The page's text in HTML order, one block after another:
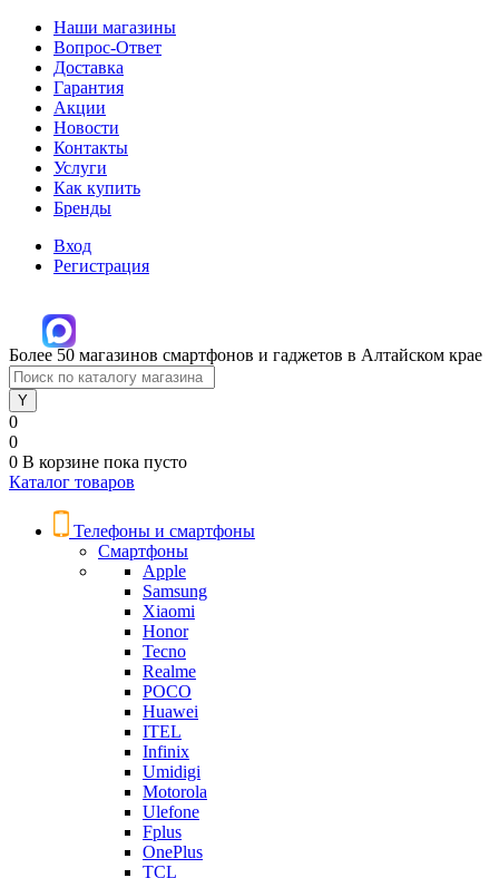
Наши магазины
Вопрос-Ответ
Доставка
Гарантия
Акции
Новости
Контакты
Услуги
Как купить
Бренды
Вход
Регистрация
Более 50 магазинов смартфонов и гаджетов в Алтайском крае
0
0
0 В корзине пока пусто
Каталог товаров
Телефоны и смартфоны
Смартфоны
Apple
Samsung
Xiaomi
Honor
Tecno
Realme
POCO
Huawei
ITEL
Infinix
Umidigi
Motorola
Ulefone
Fplus
OnePlus
TCL